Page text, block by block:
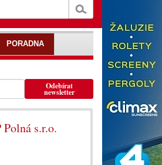
Odebírat
newsletter
Polná s.r.o.
PORADNA